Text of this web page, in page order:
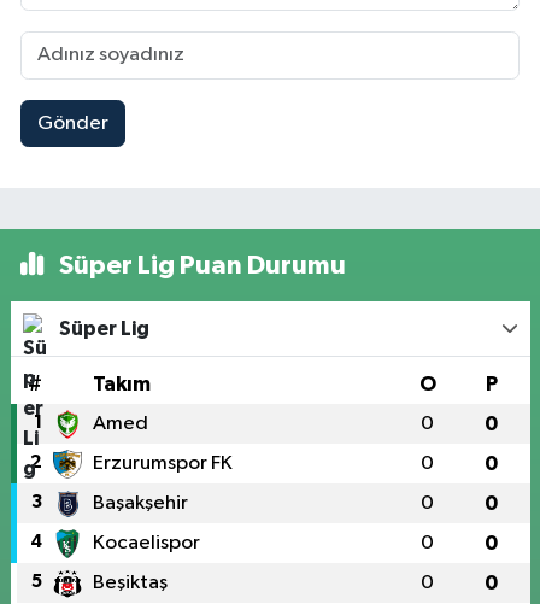
Gönder
Süper Lig Puan Durumu
Süper Lig
# Takım O P
1 Amed 0 0
2 Erzurumspor FK 0 0
3 Başakşehir 0 0
4 Kocaelispor 0 0
5 Beşiktaş 0 0